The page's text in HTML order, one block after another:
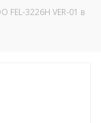
FEL-3226H VER-01 в